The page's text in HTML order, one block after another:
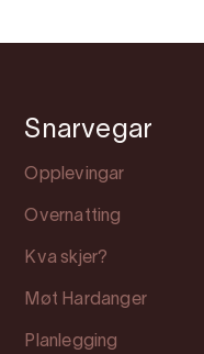
Snarvegar
Opplevingar
Overnatting
Kva skjer?
Møt Hardanger
Planlegging